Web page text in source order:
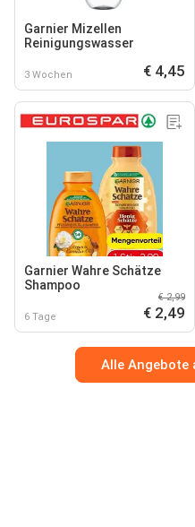
Garnier Mizellen
Reinigungswasser
3 Wochen € 4,45
Garnier Wahre Schätze
Shampoo
6 Tage
€ 2,99
€ 2,49
Alle Angebote